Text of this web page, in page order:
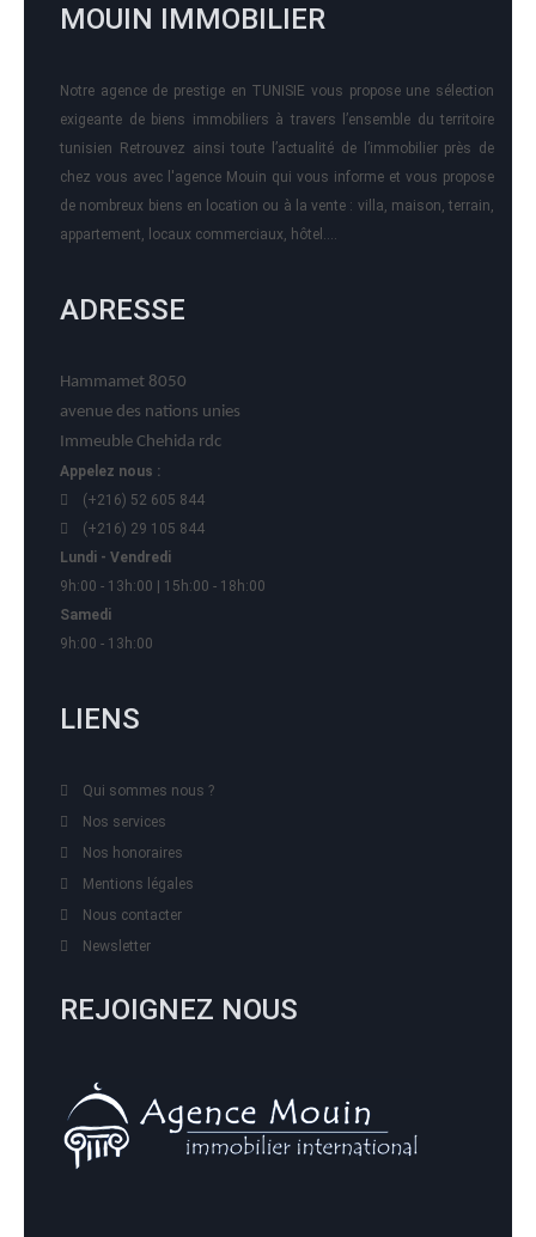
MOUIN IMMOBILIER
Notre agence de prestige en TUNISIE vous propose une sélection
exigeante de biens immobiliers à travers l’ensemble du territoire
tunisien Retrouvez ainsi toute l’actualité de l’immobilier près de
chez vous avec l'agence Mouin qui vous informe et vous propose
de nombreux biens en location ou à la vente : villa, maison, terrain,
appartement, locaux commerciaux, hôtel….
ADRESSE
Hammamet 8050
avenue des nations unies
Immeuble Chehida rdc
Appelez nous :
(+216) 52 605 844
(+216) 29 105 844
Lundi - Vendredi
9h:00 - 13h:00 | 15h:00 - 18h:00
Samedi
9h:00 - 13h:00
LIENS
Qui sommes nous ?
Nos services
Nos honoraires
Mentions légales
Nous contacter
Newsletter
REJOIGNEZ NOUS